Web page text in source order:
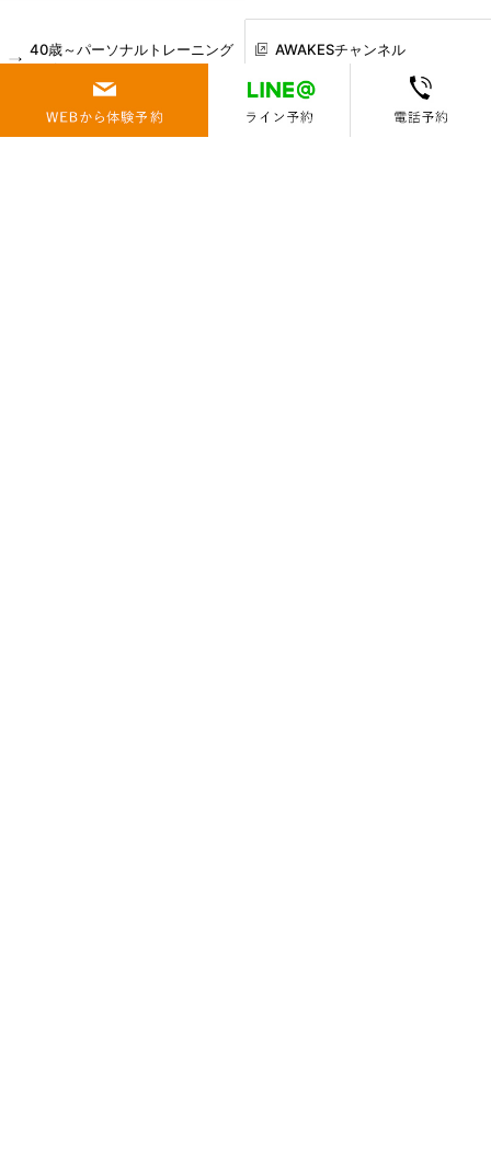
40歳～パーソナルトレーニング
＆ボディーメンテナンス
AWAKESチャンネル